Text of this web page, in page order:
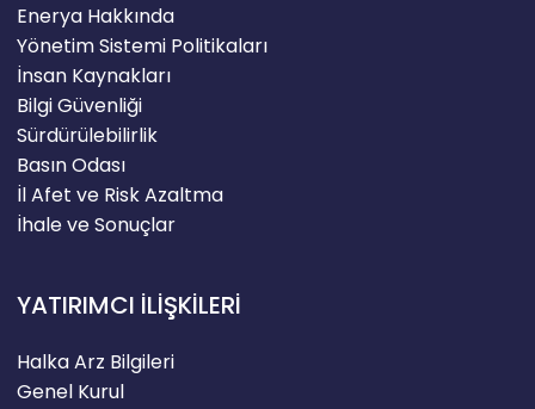
Enerya Hakkında
Yönetim Sistemi Politikaları
İnsan Kaynakları
Bilgi Güvenliği
Sürdürülebilirlik
Basın Odası
İl Afet ve Risk Azaltma
İhale ve Sonuçlar
YATIRIMCI İLİŞKİLERİ
Halka Arz Bilgileri
Genel Kurul